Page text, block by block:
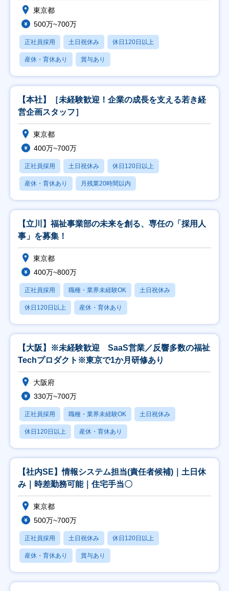
東京都
500万~700万
正社員採用 土日祝休み 休日120日以上
産休・育休あり 賞与あり
【本社】［未経験歓迎！企業の成長を支える若き経
営企画スタッフ］
東京都
400万~700万
正社員採用 土日祝休み 休日120日以上
産休・育休あり 月残業20時間以内
【立川】福祉事業部の未来を創る、専任の「採用人
事」を募集！
東京都
400万~800万
正社員採用 職種・業界未経験OK 土日祝休み
休日120日以上 産休・育休あり
【大阪】※未経験歓迎 SaaS営業／反響多数の福祉
Techプロダクト※東京で1か月研修あり
大阪府
330万~700万
正社員採用 職種・業界未経験OK 土日祝休み
休日120日以上 産休・育休あり
【社内SE】情報システム担当(責任者候補)｜土日休
み｜時差勤務可能｜住宅手当〇
東京都
500万~700万
正社員採用 土日祝休み 休日120日以上
産休・育休あり 賞与あり